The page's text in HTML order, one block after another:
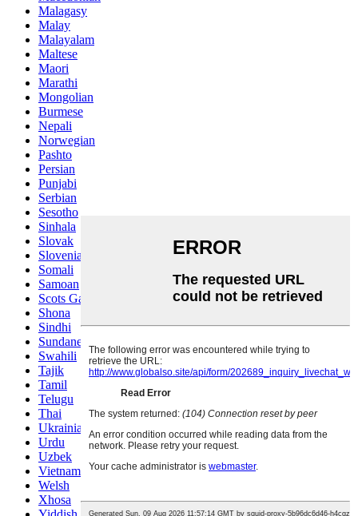
Malagasy
Malay
Malayalam
Maltese
Maori
Marathi
Mongolian
Burmese
Nepali
Norwegian
Pashto
Persian
Punjabi
Serbian
Sesotho
Sinhala
Slovak
Slovenian
Somali
Samoan
Scots Gaelic
Shona
Sindhi
Sundanese
Swahili
Tajik
Tamil
Telugu
Thai
Ukrainian
Urdu
Uzbek
Vietnamese
Welsh
Xhosa